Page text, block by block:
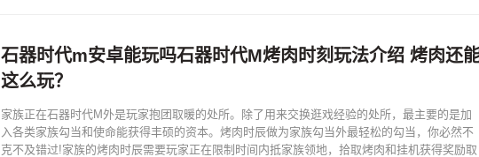
石器时代m安卓能玩吗石器时代M烤肉时刻玩法介绍 烤肉还
这么玩？
家族正在石器时代M外是玩家抱团取暖的处所。除了用来交换逛戏经验的处所，最主要的是加
入各类家族勾当和使命能获得丰硕的资本。烤肉时辰做为家族勾当外最轻松的勾当，你必然不
克不及错过!家族的烤肉时辰需要玩家正在限制时间内抵家族领地，拾取烤肉和挂机获得奖励取